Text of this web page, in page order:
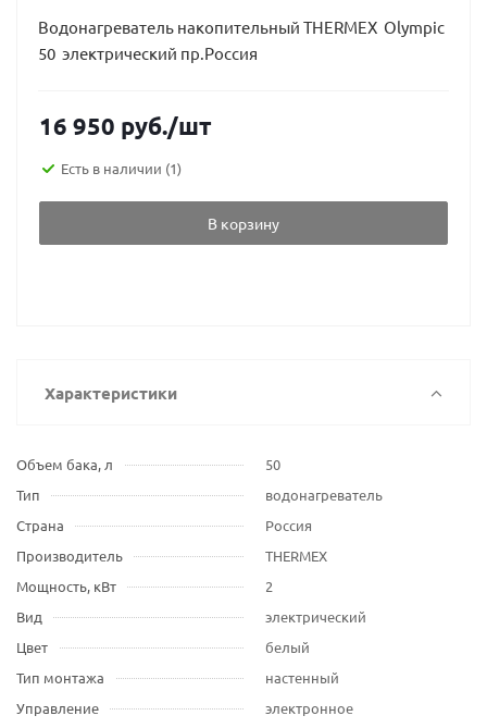
Водонагреватель накопительный THERMEX Olympic
50 электрический пр.Россия
16 950 руб./шт
Есть в наличии (1)
В корзину
Характеристики
Объем бака, л
50
Тип
водонагреватель
Страна
Россия
Производитель
THERMEX
Мощность, кВт
2
Вид
электрический
Цвет
белый
Тип монтажа
настенный
Управление
электронное